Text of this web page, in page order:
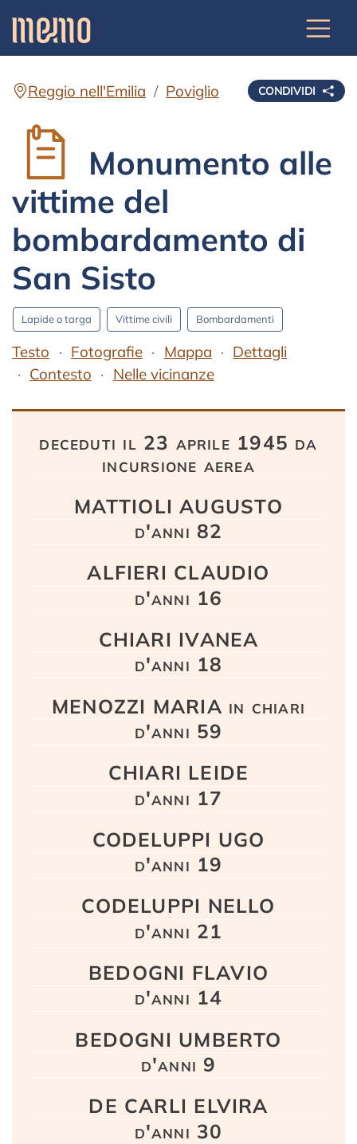
CONDIVIDI
Reggio nell'Emilia Poviglio
Monumento alle
vittime del
bombardamento di
San Sisto
Lapide o targa Vittime civili Bombardamenti
Testo Fotografie Mappa
Dettagli
Contesto
Nelle vicinanze
deceduti il 23 aprile 1945 da
incursione aerea
MATTIOLI AUGUSTO
d'anni 82
ALFIERI CLAUDIO
d'anni 16
CHIARI IVANEA
d'anni 18
MENOZZI MARIA in chiari
d'anni 59
CHIARI LEIDE
d'anni 17
CODELUPPI UGO
d'anni 19
CODELUPPI NELLO
d'anni 21
BEDOGNI FLAVIO
d'anni 14
BEDOGNI UMBERTO
d'anni 9
DE CARLI ELVIRA
d'anni 30